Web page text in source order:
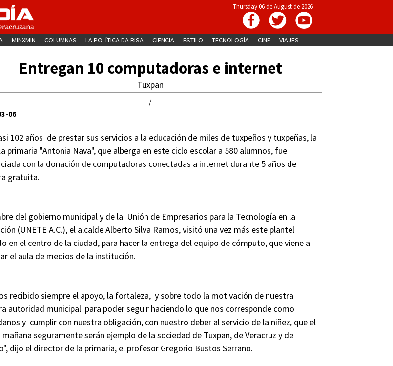
Thursday 06 de August de 2026
MINXMIN COLUMNAS LA POLÍTICA DA RISA CIENCIA ESTILO TECNOLOGÍA CINE VIAJES
Entregan 10 computadoras e internet
Tuxpan
/
06
102 años de prestar sus servicios a la educación de miles de tuxpeños y tuxpeñas, la
primaria "Antonia Nava", que alberga en este ciclo escolar a 580 alumnos, fue
con la donación de computadoras conectadas a internet durante 5 años de
gratuita.
del gobierno municipal y de la Unión de Empresarios para la Tecnología en la
(UNETE A.C.), el alcalde Alberto Silva Ramos, visitó una vez más este plantel
en el centro de la ciudad, para hacer la entrega del equipo de cómputo, que viene a
el aula de medios de la institución.
recibido siempre el apoyo, la fortaleza, y sobre todo la motivación de nuestra
autoridad municipal para poder seguir haciendo lo que nos corresponde como
y cumplir con nuestra obligación, con nuestro deber al servicio de la niñez, que el
mañana seguramente serán ejemplo de la sociedad de Tuxpan, de Veracruz y de
dijo el director de la primaria, el profesor Gregorio Bustos Serrano.